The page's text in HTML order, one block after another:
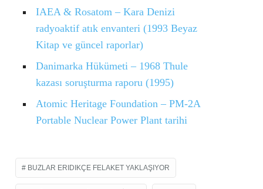
IAEA & Rosatom – Kara Denizi
radyoaktif atık envanteri (1993 Beyaz
Kitap ve güncel raporlar)
Danimarka Hükümeti – 1968 Thule
kazası soruşturma raporu (1995)
Atomic Heritage Foundation – PM-2A
Portable Nuclear Power Plant tarihi
BUZLAR ERIDIKÇE FELAKET YAKLAŞIYOR